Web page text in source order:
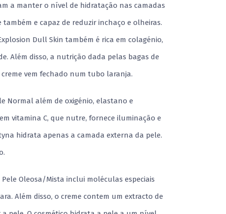
a manter o nível de hidratação nas camadas
e capaz de reduzir inchaço e olheiras.
Dull Skin também é rica em colagénio,
Além disso, a nutrição dada pelas bagas de
vem fechado num tubo laranja.
Normal além de oxigénio, elastano e
vitamina C, que nutre, fornece iluminação e
hidrata apenas a camada externa da pele.
Oleosa/Mista inclui moléculas especiais
Além disso, o creme contem um extracto de